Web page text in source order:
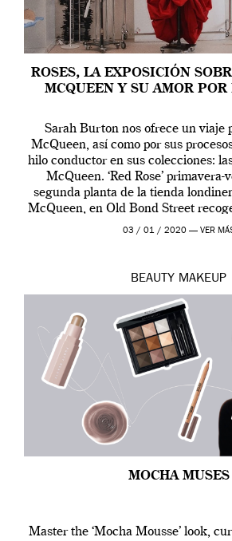
ROSES, LA EXPOSICIÓN
MCQUEEN Y SU AMOR POR
Sarah Burton nos ofrece un viaje
McQueen, así como por sus
hilo conductor en sus colecciones:
McQueen. ‘Red Rose’ primavera-
segunda planta de la tienda
McQueen, en Old Bond Street
de 2019 hasta final de
03 / 01 / 2020 — VER
BEAUTY MAKEUP
MOCHA MUSES
Master the ‘Mocha Mousse’ look,